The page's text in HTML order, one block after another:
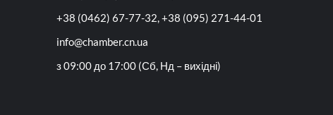
+38 (0462) 67-77-32, +38 (095) 271-44-01
info@chamber.cn.ua
з 09:00 до 17:00 (Сб, Нд – вихідні)